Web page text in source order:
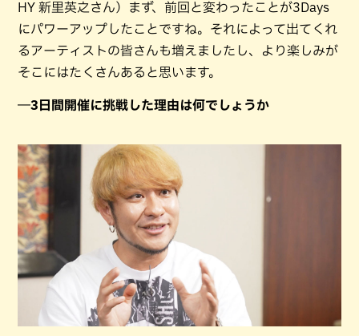
HY 新里英之さん）まず、前回と変わったことが3Days
にパワーアップしたことですね。それによって出てくれ
るアーティストの皆さんも増えましたし、より楽しみが
そこにはたくさんあると思います。
―3日間開催に挑戦した理由は何でしょうか